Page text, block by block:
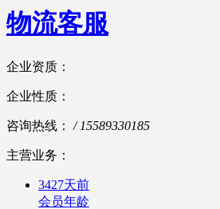
物流客服
企业资质：
企业性质：
咨询热线： / 15589330185
主营业务：
3427天前
会员年龄